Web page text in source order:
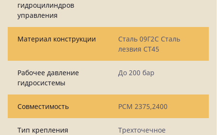
гидроцилиндров
управления
Материал конструкции
Сталь 09Г2С Сталь
лезвия СТ45
Рабочее давление
гидросистемы
До 200 бар
Совместимость РСМ 2375,2400
Тип крепления Трехточечное